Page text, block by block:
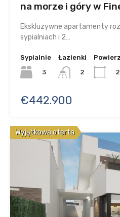
na morze i góry w
Ekskluzywne apartamenty
sypialniach i 2…
Sypialnie
3
Łazienki
2
€442.900
Wyjątkowa oferta